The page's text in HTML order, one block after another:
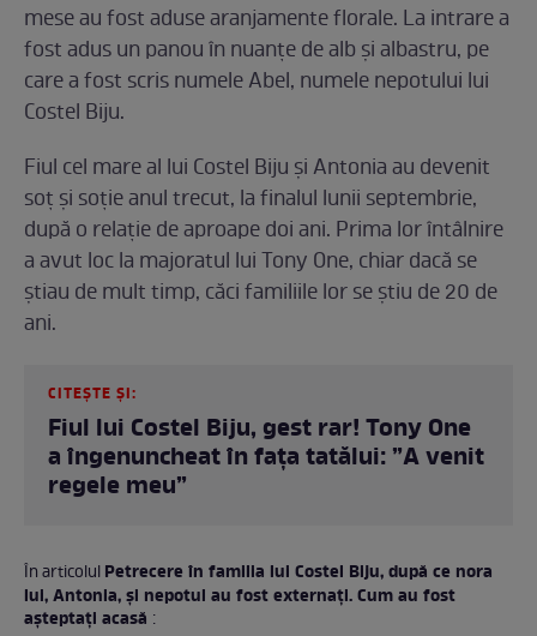
mese au fost aduse aranjamente florale. La intrare a
fost adus un panou în nuanțe de alb și albastru, pe
care a fost scris numele Abel, numele nepotului lui
Costel Biju.
Fiul cel mare al lui Costel Biju și Antonia au devenit
soț și soție anul trecut, la finalul lunii septembrie,
după o relație de aproape doi ani. Prima lor întâlnire
a avut loc la majoratul lui Tony One, chiar dacă se
știau de mult timp, căci familiile lor se știu de 20 de
ani.
CITEȘTE ȘI:
Fiul lui Costel Biju, gest rar! Tony One
a îngenuncheat în fața tatălui: ”A venit
regele meu”
În articolulPetrecere în familia lui Costel Biju, după ce nora
lui, Antonia, și nepotul au fost externați. Cum au fost
așteptați acasă :